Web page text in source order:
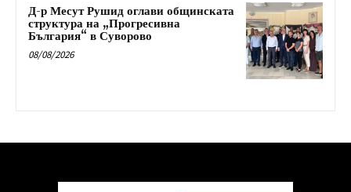
Д-р Месут Рушид оглави общинската
структура на „Прогресивна
България“ в Суворово
08/08/2026